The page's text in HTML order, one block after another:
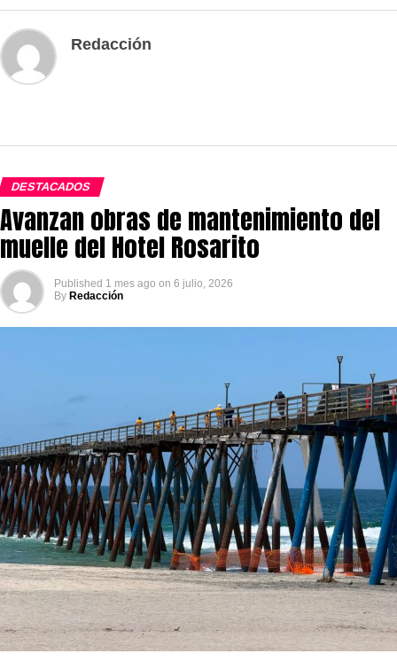
Redacción
DESTACADOS
Avanzan obras de mantenimiento del
muelle del Hotel Rosarito
Published 1 mes ago on 6 julio, 2026
By Redacción